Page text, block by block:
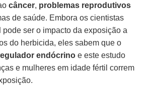
câncer, problemas reprodutivos
de saúde. Embora os cientistas
pode ser o impacto da exposição a
do herbicida, eles sabem que o
endócrino e este estudo
e mulheres em idade fértil correm